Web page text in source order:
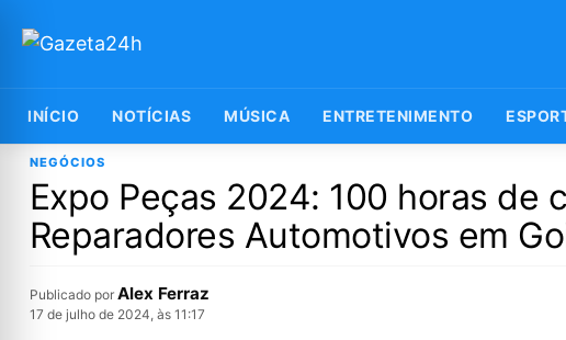
INÍCIO NOTÍCIAS MÚSICA ENTRETENIMENTO
NEGÓCIOS
Expo Peças 2024: 100 horas de
Reparadores Automotivos em
Publicado por Alex Ferraz
17 de julho de 2024, às 11:17